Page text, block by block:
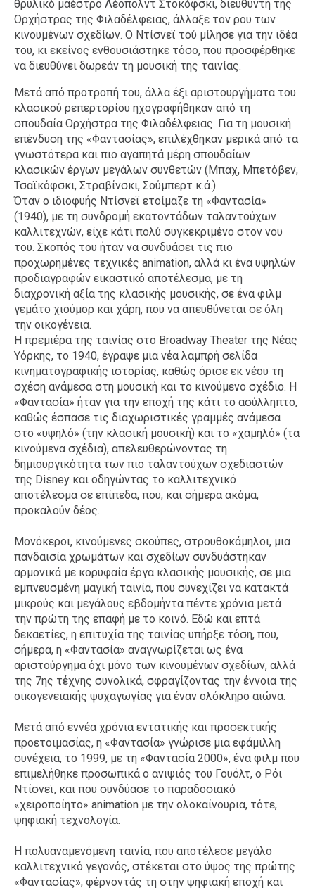
θρυλικό μαέστρο Λέοπολντ Στοκόφσκι, διευθυντή της
Ορχήστρας της Φιλαδέλφειας, άλλαξε τον ρου των
κινουμένων σχεδίων. Ο Ντίσνεϊ τού μίλησε για την ιδέα
του, κι εκείνος ενθουσιάστηκε τόσο, που προσφέρθηκε
να διευθύνει δωρεάν τη μουσική της ταινίας.
Μετά από προτροπή του, άλλα έξι αριστουργήματα του
κλασικού ρεπερτορίου ηχογραφήθηκαν από τη
σπουδαία Ορχήστρα της Φιλαδέλφειας. Για τη μουσική
επένδυση της «Φαντασίας», επιλέχθηκαν μερικά από τα
γνωστότερα και πιο αγαπητά μέρη σπουδαίων
κλασικών έργων μεγάλων συνθετών (Μπαχ, Μπετόβεν,
Τσαϊκόφσκι, Στραβίνσκι, Σούμπερτ κ.ά.).
Όταν ο ιδιοφυής Ντίσνεϊ ετοίμαζε τη «Φαντασία»
(1940), με τη συνδρομή εκατοντάδων ταλαντούχων
καλλιτεχνών, είχε κάτι πολύ συγκεκριμένο στον νου
του. Σκοπός του ήταν να συνδυάσει τις πιο
προχωρημένες τεχνικές animation, αλλά κι ένα υψηλών
προδιαγραφών εικαστικό αποτέλεσμα, με τη
διαχρονική αξία της κλασικής μουσικής, σε ένα φιλμ
γεμάτο χιούμορ και χάρη, που να απευθύνεται σε όλη
την οικογένεια.
Η πρεμιέρα της ταινίας στο Broadway Theater της Νέας
Υόρκης, το 1940, έγραψε μια νέα λαμπρή σελίδα
κινηματογραφικής ιστορίας, καθώς όρισε εκ νέου τη
σχέση ανάμεσα στη μουσική και το κινούμενο σχέδιο. Η
«Φαντασία» ήταν για την εποχή της κάτι το ασύλληπτο,
καθώς έσπασε τις διαχωριστικές γραμμές ανάμεσα
στο «υψηλό» (την κλασική μουσική) και το «χαμηλό» (τα
κινούμενα σχέδια), απελευθερώνοντας τη
δημιουργικότητα των πιο ταλαντούχων σχεδιαστών
της Disney και οδηγώντας το καλλιτεχνικό
αποτέλεσμα σε επίπεδα, που, και σήμερα ακόμα,
προκαλούν δέος.
Μονόκεροι, κινούμενες σκούπες, στρουθοκάμηλοι, μια
πανδαισία χρωμάτων και σχεδίων συνδυάστηκαν
αρμονικά με κορυφαία έργα κλασικής μουσικής, σε μια
εμπνευσμένη μαγική ταινία, που συνεχίζει να κατακτά
μικρούς και μεγάλους εβδομήντα πέντε χρόνια μετά
την πρώτη της επαφή με το κοινό. Εδώ και επτά
δεκαετίες, η επιτυχία της ταινίας υπήρξε τόση, που,
σήμερα, η «Φαντασία» αναγνωρίζεται ως ένα
αριστούργημα όχι μόνο των κινουμένων σχεδίων, αλλά
της 7ης τέχνης συνολικά, σφραγίζοντας την έννοια της
οικογενειακής ψυχαγωγίας για έναν ολόκληρο αιώνα.
Μετά από εννέα χρόνια εντατικής και προσεκτικής
προετοιμασίας, η «Φαντασία» γνώρισε μια εφάμιλλη
συνέχεια, το 1999, με τη «Φαντασία 2000», ένα φιλμ που
επιμελήθηκε προσωπικά ο ανιψιός του Γουόλτ, ο Ρόι
Ντίσνεϊ, και που συνδύασε το παραδοσιακό
«χειροποίητο» animation με την ολοκαίνουρια, τότε,
ψηφιακή τεχνολογία.
Η πολυαναμενόμενη ταινία, που αποτέλεσε μεγάλο
καλλιτεχνικό γεγονός, στέκεται στο ύψος της πρώτης
«Φαντασίας», φέρνοντάς τη στην ψηφιακή εποχή και